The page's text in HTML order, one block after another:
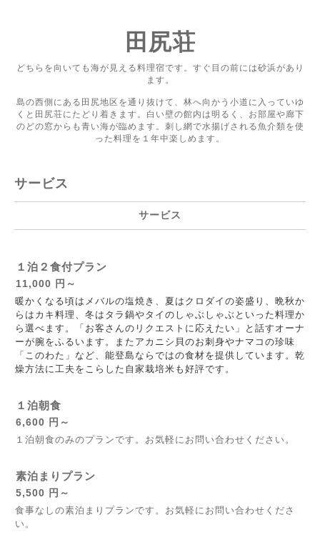
田尻荘
どちらを向いても海が見える料理宿です。すぐ目の前には砂浜があり
ます。
島の西側にある田尻地区を通り抜けて、林へ向かう小道に入っていゆ
くと田尻荘にたどり着きます。白い壁の館内は明るく、お部屋や廊下
のどの窓からも青い海が臨めます。刺し網で水揚げされる魚介類を使
った料理を１年中楽しめます。
サービス
サービス
１泊２食付プラン
11,000 円～
暖かくなる頃はメバルの塩焼き、夏はクロダイの姿盛り、晩秋か
らはカキ料理、冬はタラ鍋やタイのしゃぶしゃぶといった料理か
ら選べます。「お客さんのリクエストに応えたい」と話すオーナ
ーが腕をふるいます。またアカニシ貝のお刺身やナマコの珍味
「このわた」など、能登島ならではの食材を提供しています。乾
燥方法に工夫をこらした自家栽培米も好評です。
１泊朝食
6,600 円～
１泊朝食のみのプランです。お気軽にお問い合わせください。
素泊まりプラン
5,500 円～
食事なしの素泊まりプランです。お気軽にお問い合わせくださ
い。